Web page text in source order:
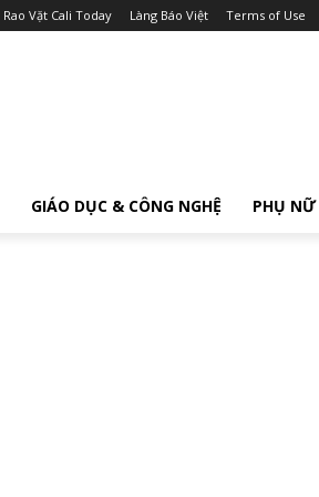
Rao Vặt Cali Today Làng Báo Việt Terms of Use
GIÁO DỤC & CÔNG NGHỆ PHỤ NỮ